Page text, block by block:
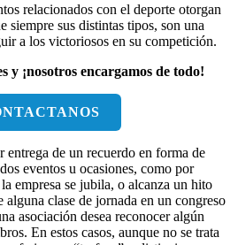
relacionados con el deporte otorgan
siempre sus distintas tipos, son una
a los victoriosos en su competición.
y ¡nosotros encargamos de todo!
entrega de un recuerdo en forma de
eventos u ocasiones, como por
empresa se jubila, o alcanza un hito
clase de jornada en un congreso
asociación desea reconocer algún
En estos casos, aunque no se trata